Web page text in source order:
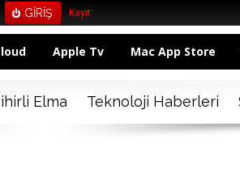
Kayıt
Apple Tv Mac App Store
Elma Teknoloji Haberleri